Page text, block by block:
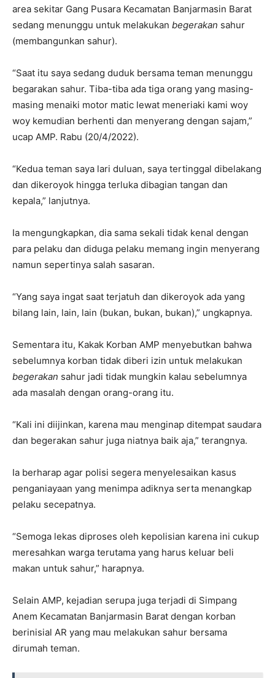
area sekitar Gang Pusara Kecamatan Banjarmasin Barat
sedang menunggu untuk melakukan begerakan sahur
(membangunkan sahur).
“Saat itu saya sedang duduk bersama teman menunggu
begarakan sahur. Tiba-tiba ada tiga orang yang masing-
masing menaiki motor matic lewat meneriaki kami woy
woy kemudian berhenti dan menyerang dengan sajam,”
ucap AMP. Rabu (20/4/2022).
“Kedua teman saya lari duluan, saya tertinggal dibelakang
dan dikeroyok hingga terluka dibagian tangan dan
kepala,” lanjutnya.
Ia mengungkapkan, dia sama sekali tidak kenal dengan
para pelaku dan diduga pelaku memang ingin menyerang
namun sepertinya salah sasaran.
“Yang saya ingat saat terjatuh dan dikeroyok ada yang
bilang lain, lain, lain (bukan, bukan, bukan),” ungkapnya.
Sementara itu, Kakak Korban AMP menyebutkan bahwa
sebelumnya korban tidak diberi izin untuk melakukan
begerakan sahur jadi tidak mungkin kalau sebelumnya
ada masalah dengan orang-orang itu.
“Kali ini diijinkan, karena mau menginap ditempat saudara
dan begerakan sahur juga niatnya baik aja,” terangnya.
Ia berharap agar polisi segera menyelesaikan kasus
penganiayaan yang menimpa adiknya serta menangkap
pelaku secepatnya.
“Semoga lekas diproses oleh kepolisian karena ini cukup
meresahkan warga terutama yang harus keluar beli
makan untuk sahur,” harapnya.
Selain AMP, kejadian serupa juga terjadi di Simpang
Anem Kecamatan Banjarmasin Barat dengan korban
berinisial AR yang mau melakukan sahur bersama
dirumah teman.